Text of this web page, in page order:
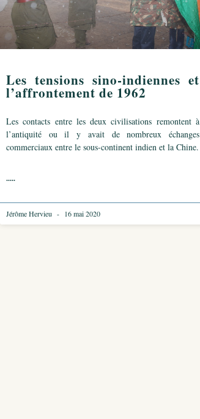
Les tensions sino-indiennes et
l’affrontement de 1962
Les contacts entre les deux civilisations remontent à
l’antiquité ou il y avait de nombreux échanges
commerciaux entre le sous-continent indien et la Chine.
.....
Jérôme Hervieu 16 mai 2020